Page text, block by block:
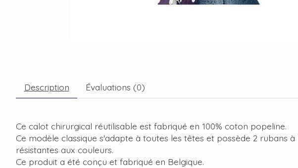
Description Évaluations (0)
Ce calot chirurgical réutilisable est fabriqué en 100% coton popeline.
Ce modèle classique s'adapte à toutes les têtes et possède 2
résistantes aux couleurs.
Ce produit a été conçu et fabriqué en Belgique.